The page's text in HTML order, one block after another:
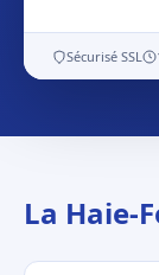
Sécurisé SSL
La Haie-